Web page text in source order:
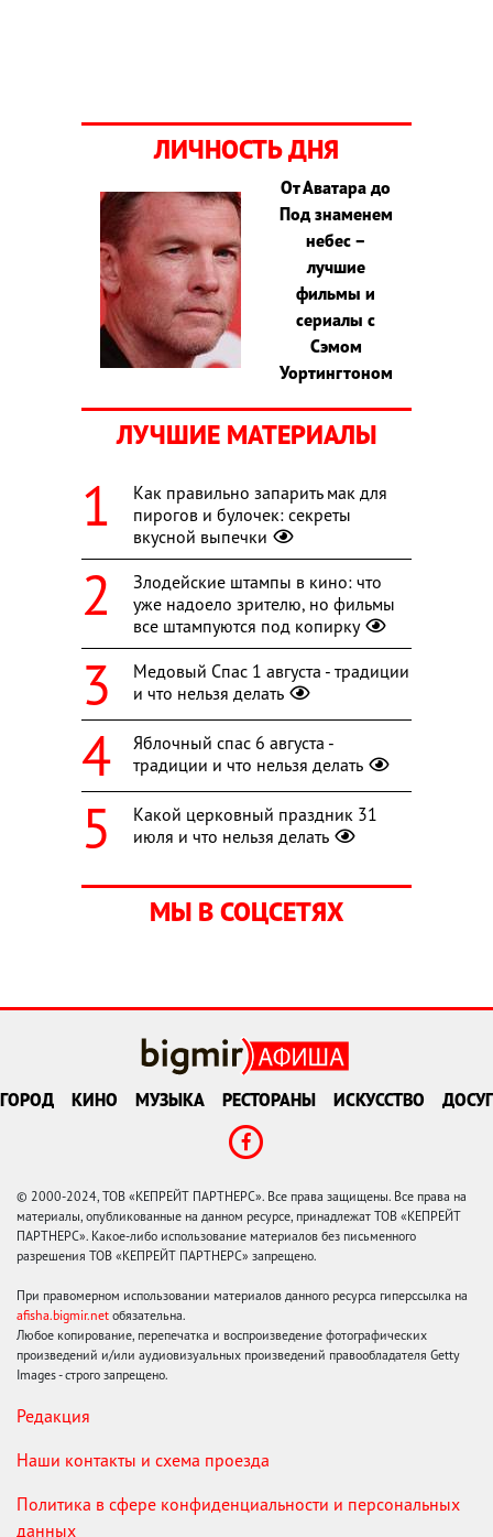
ЛИЧНОСТЬ ДНЯ
От Аватара до
Под знаменем
небес –
лучшие
фильмы и
сериалы с
Сэмом
Уортингтоном
ЛУЧШИЕ МАТЕРИАЛЫ
Как правильно запарить мак для
пирогов и булочек: секреты
вкусной выпечки
Злодейские штампы в кино: что
уже надоело зрителю, но фильмы
все штампуются под копирку
Медовый Спас 1 августа - традиции
и что нельзя делать
Яблочный спас 6 августа -
традиции и что нельзя делать
Какой церковный праздник 31
июля и что нельзя делать
МЫ В СОЦСЕТЯХ
ГОРОД КИНО МУЗЫКА РЕСТОРАНЫ ИСКУССТВО ДОСУГ
© 2000-2024, ТОВ «КЕПРЕЙТ ПАРТНЕРС». Все права защищены. Все права на
материалы, опубликованные на данном ресурсе, принадлежат ТОВ «КЕПРЕЙТ
ПАРТНЕРС». Какое-либо использование материалов без письменного
разрешения ТОВ «КЕПРЕЙТ ПАРТНЕРС» запрещено.
При правомерном использовании материалов данного ресурса гиперссылка на
afisha.bigmir.net обязательна.
Любое копирование, перепечатка и воспроизведение фотографических
произведений и/или аудиовизуальных произведений правообладателя Getty
Images - строго запрещено.
Редакция
Наши контакты и схема проезда
Политика в сфере конфиденциальности и персональных
данных